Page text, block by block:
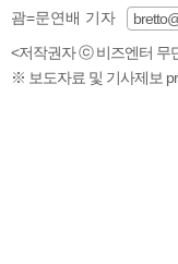
괌=문연배 기자
<저작권자 ⓒ 비즈엔터 무
※ 보도자료 및 기사제보